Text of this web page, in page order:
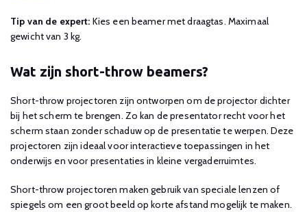
Tip van de expert: Kies een beamer met draagtas. Maximaal
gewicht van 3 kg.
Wat zijn short-throw beamers?
Short-throw projectoren zijn ontworpen om de projector dichter
bij het scherm te brengen. Zo kan de presentator recht voor het
scherm staan zonder schaduw op de presentatie te werpen. Deze
projectoren zijn ideaal voor interactieve toepassingen in het
onderwijs en voor presentaties in kleine vergaderruimtes.
Short-throw projectoren maken gebruik van speciale lenzen of
spiegels om een groot beeld op korte afstand mogelijk te maken.